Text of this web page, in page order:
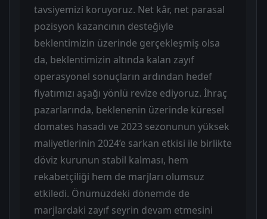
tavsiyemizi koruyoruz. Net kâr, net parasal
pozisyon kazancının desteğiyle
beklentimizin üzerinde gerçekleşmiş olsa
da, beklentimizin altında kalan zayıf
operasyonel sonuçların ardından hedef
fiyatımızı aşağı yönlü revize ediyoruz. İhraç
pazarlarında, beklenenin üzerinde küresel
domates hasadı ve 2023 sezonunun yüksek
maliyetlerinin 2024’e sarkan etkisi ile birlikte
döviz kurunun stabil kalması, hem
rekabetçiliği hem de marjları olumsuz
etkiledi. Önümüzdeki dönemde de
marjlardaki zayıf seyrin devam etmesini